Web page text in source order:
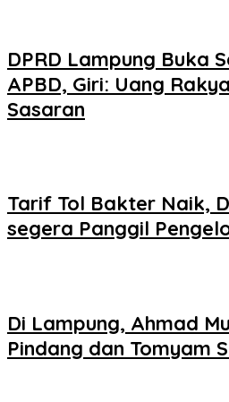
DPRD Lampung Buka
APBD, Giri: Uang
Sasaran
Tarif Tol Bakter Naik,
segera Panggil
Di Lampung, Ahmad
Pindang dan Tomyam